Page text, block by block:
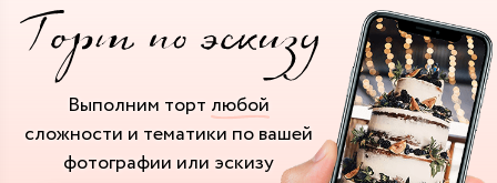
Выполним торт любой
сложности и тематики по вашей
фотографии или эскизу